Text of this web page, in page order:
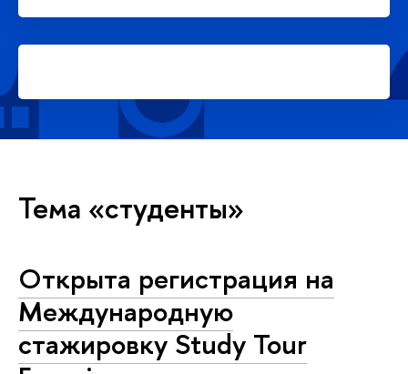
Тема «студенты»
Открыта регистрация на
Международную
стажировку Study Tour